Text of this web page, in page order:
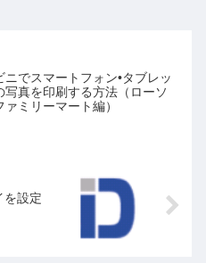
ニでスマートフォン•タブレッ
写真を印刷する方法（ローソ
ァミリーマート編）
を設定